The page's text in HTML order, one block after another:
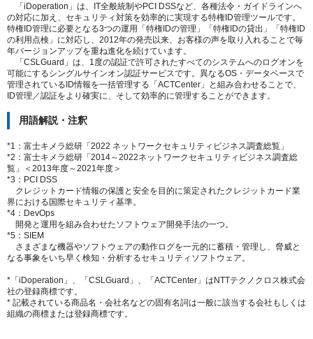
「iDoperation」は、IT全般統制やPCI DSSなど、各種法令・ガイドラインへ
の対応に加え、セキュリティ対策を効率的に実現する特権ID管理ツールです。
特権ID管理に必要となる3つの運用「特権IDの管理」「特権IDの貸出」「特権ID
の利用点検」に対応し、2012年の発売以来、お客様の声を取り入れることで毎
年バージョンアップを重ね進化を続けています。
「CSLGuard」は、1度の認証で許可されたすべてのシステムへのログオンを
可能にするシングルサインオン認証サービスです。異なるOS・データベースで
管理されているID情報を一括管理する「ACTCenter」と組み合わせることで、
ID管理／認証をより確実に、そして効率的に管理することができます。
用語解説・注釈
*1：富士キメラ総研「2022 ネットワークセキュリティビジネス調査総覧」
*2：富士キメラ総研「2014～2022ネットワークセキュリティビジネス調査総
覧」＜2013年度～2021年度＞
*3：PCI DSS
クレジットカード情報の保護と安全を目的に策定されたクレジットカード業
界における国際セキュリティ基準。
*4：DevOps
開発と運用を組み合わせたソフトウェア開発手法の一つ。
*5：SIEM
さまざまな機器やソフトウェアの動作ログを一元的に蓄積・管理し、脅威と
なる事象をいち早く検知・分析するセキュリティソフトウェア。
*「iDoperation」、「CSLGuard」、「ACTCenter」はNTTテクノクロス株式会
社の登録商標です。
* 記載されている商品名・会社名などの固有名詞は一般に該当する会社もしくは
組織の商標または登録商標です。